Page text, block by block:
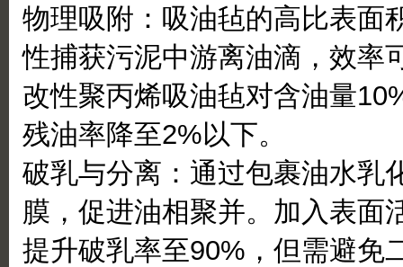
物理吸附：吸油毡的高比表面
性捕获污泥中游离油滴，效率
改性聚丙烯吸油毡对含油量
残油率降至2%以下。
破乳与分离：通过包裹油水乳
膜，促进油相聚并。加入表面
提升破乳率至90%，但需避免